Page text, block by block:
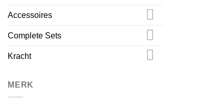
Accessoires
Complete Sets
Kracht
MERK